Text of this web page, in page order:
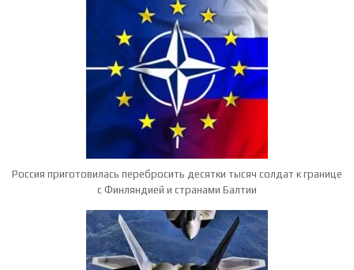
Россия приготовилась перебросить десятки тысяч солдат к границе
с Финляндией и странами Балтии